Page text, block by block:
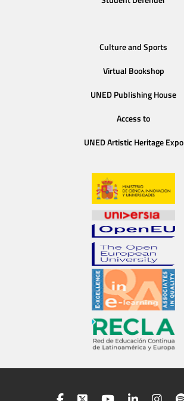
Culture and Sports
Virtual Bookshop
UNED Publishing House
Access to
UNED Artistic Heritage Expo